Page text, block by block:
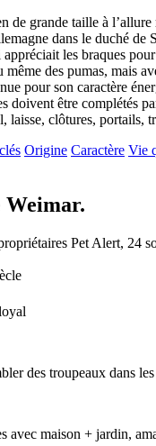
grande taille à
dans le duché
les braques
des pumas, mais
pour son caractère
doivent être complétés
clôtures, portails,
Origine Caractère Vie
Weimar.
Pet Alert,
des troupeaux dans
avec maison + jardin,